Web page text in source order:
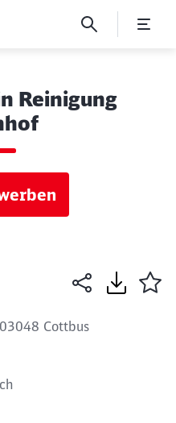
Reinigung
Cottbus